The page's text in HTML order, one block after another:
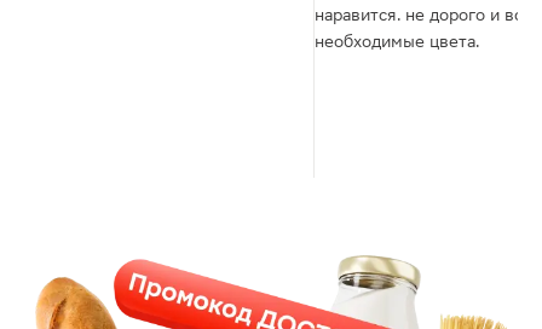
наравится. не дорого и все
необходимые цвета.